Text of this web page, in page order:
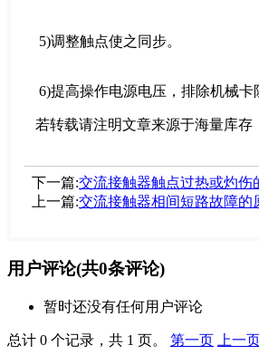
5)调整触点使之同步。
6)提高操作电源电压，排除机械卡
若转载请注明文章来源于海量库存
下一篇:交流接触器触点过热或灼伤
上一篇:交流接触器相间短路故障的
用户评论(共0条评论)
暂时还没有任何用户评论
总计 0 个记录，共 1 页。 第一页 上一